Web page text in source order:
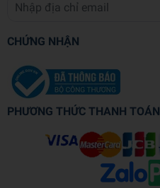
CHỨNG NHẬN
PHƯƠNG THỨC THANH TOÁN